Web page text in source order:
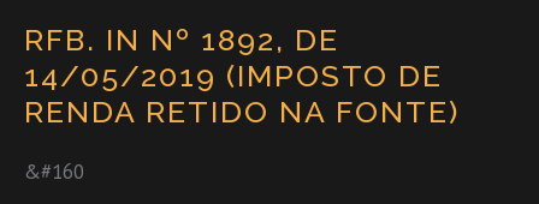
RFB. IN Nº 1892, DE
14/05/2019 (IMPOSTO DE
RENDA RETIDO NA FONTE)
&#160